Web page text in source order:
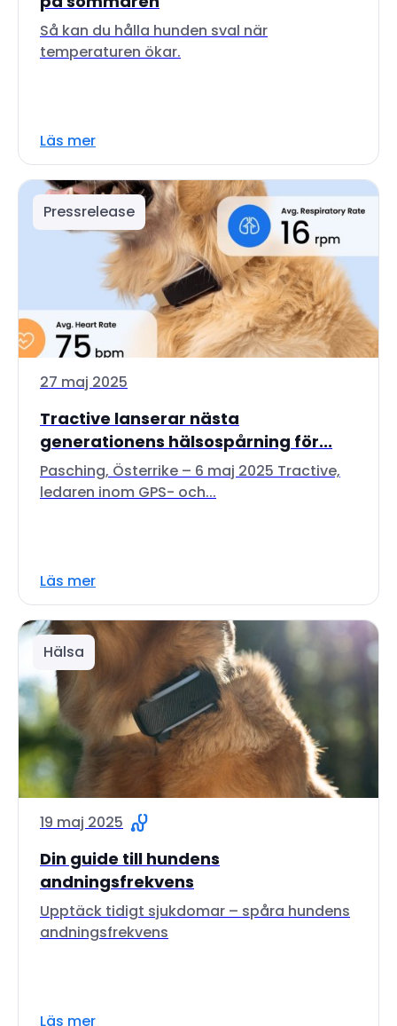
Så kan du hålla hunden sval när
temperaturen ökar.
Läs mer
Pressrelease
27 maj 2025
Tractive lanserar nästa
generationens hälsospårning för...
Pasching, Österrike – 6 maj 2025 Tractive,
ledaren inom GPS- och...
Läs mer
Hälsa
19 maj 2025
Din guide till hundens
andningsfrekvens
Upptäck tidigt sjukdomar – spåra hundens
andningsfrekvens
Läs mer